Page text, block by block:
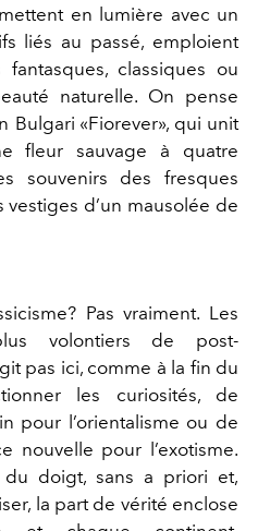
en lumière avec un
liés au passé, emploient
classiques ou
naturelle. On pense
Bulgari «Fiorever», qui unit
fleur sauvage à quatre
souvenirs des fresques
d’un mausolée de
Pas vraiment. Les
volontiers de post-
pas ici, comme à la fin du
les curiosités, de
pour l’orientalisme ou de
nouvelle pour l’exotisme.
doigt, sans a priori et,
la part de vérité enclose